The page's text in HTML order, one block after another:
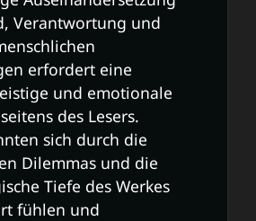
Verantwortung und
erfordert eine
und emotionale
des Lesers.
sich durch die
Dilemmas und die
Tiefe des Werkes
fühlen und